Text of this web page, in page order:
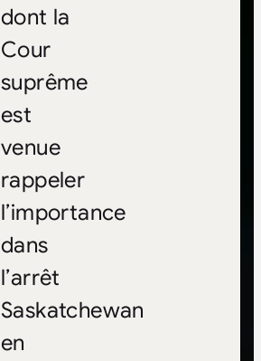
dont la
Cour
suprême
est
venue
rappeler
l’importance
dans
l’arrêt
Saskatchewan
en